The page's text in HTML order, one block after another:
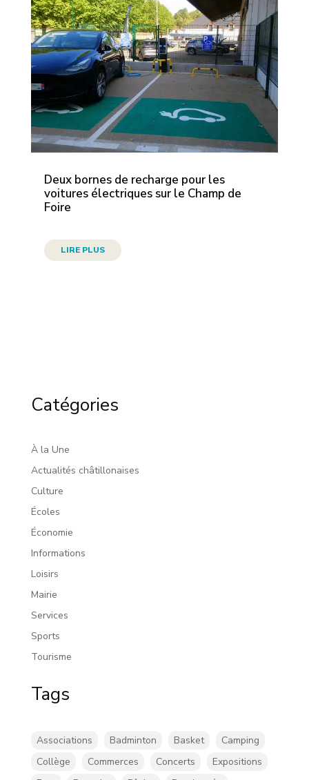
Deux bornes de recharge pour les
voitures électriques sur le Champ de
Foire
LIRE PLUS
Catégories
À la Une
Actualités châtillonaises
Culture
Écoles
Économie
Informations
Loisirs
Mairie
Services
Sports
Tourisme
Tags
Associations Badminton Basket
Camping
Collège
Commerces Concerts
Expositions